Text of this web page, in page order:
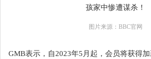
图片来源：BBC官网
GMB表示，自2023年5月起，会员将获得